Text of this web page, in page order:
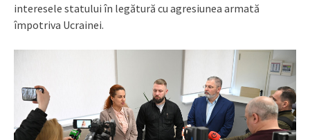
interesele statului în legătură cu agresiunea armată
împotriva Ucrainei.